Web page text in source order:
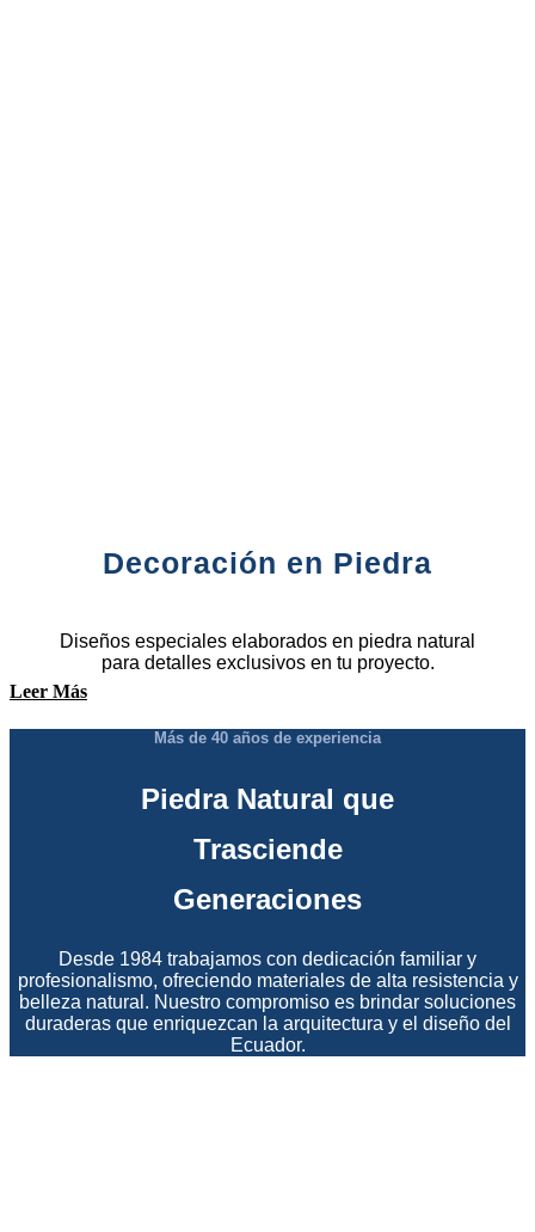
Decoración en Piedra
Diseños especiales elaborados en piedra natural
para detalles exclusivos en tu proyecto.
Leer Más
Más de 40 años de experiencia
Piedra Natural que
Trasciende
Generaciones
Desde 1984 trabajamos con dedicación familiar y
profesionalismo, ofreciendo materiales de alta resistencia y
belleza natural. Nuestro compromiso es brindar soluciones
duraderas que enriquezcan la arquitectura y el diseño del
Ecuador.